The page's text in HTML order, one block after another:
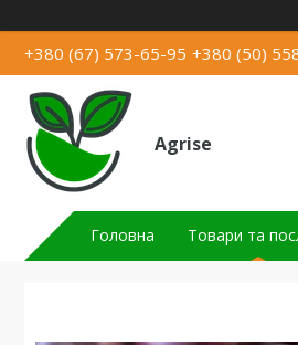
+380 (67) 573-65-95 +380 (50)
Agrise
Головна Товари та